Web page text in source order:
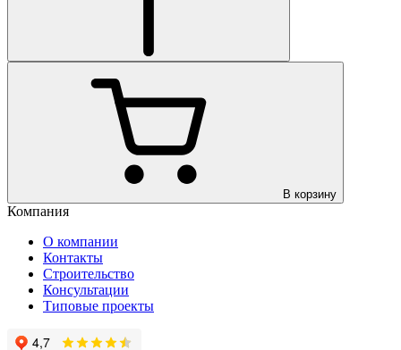
В корзину
Компания
О компании
Контакты
Строительство
Консультации
Типовые проекты